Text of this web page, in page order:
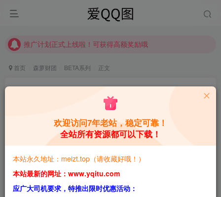
推广计划正式上线啦！可获得高额奖励哦
推广计划正式上线啦！可获得高额奖励哦
首页 森萝财团 BETA系列 正文
【森萝财团】森萝财团写真 – BETA-002 黑丝运动
青萌酱
10个月前更新
关注
1 2789 4.7W+
本站预览图进行了压缩和水印，原图无压缩，无本站水
印。
欢迎访问7年老站，稳定可靠！
全站所有资源都可以下载！
本站永久地址：meizt.top（请收藏好哦！）
本站最新的网址：www.yqitu.com
应广大司机要求，特推出限时优惠活动：